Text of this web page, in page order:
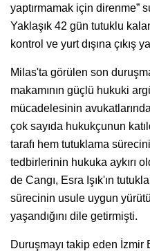
yaptırmamak için direnme”
Yaklaşık 42 gün tutuklu
kontrol ve yurt dışına çıkış
Milas'ta görülen son
makamının güçlü hukuki
mücadelesinin
çok sayıda hukukçunun
tarafı hem tutuklama
tedbirlerinin hukuka aykırı
de Cangı, Esra Işık'ın
sürecinin usule uygun
yaşandığını dile getirmişti.
Duruşmayı takip eden İzmir